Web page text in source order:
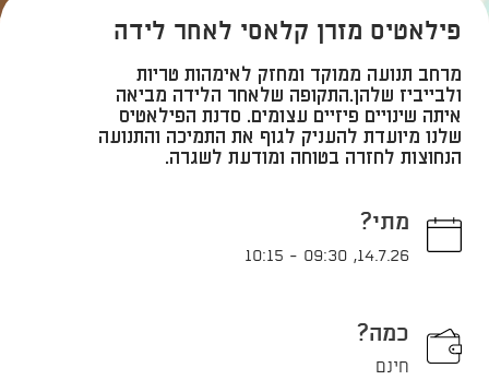
פילאטיס מזרן קלאסי לאחר לידה
​מרחב תנועה ממוקד ומחזק לאימהות טריות
ולבייביז שלהן. ​התקופה שלאחר הלידה מביאה
איתה שינויים פיזיים עצומים. סדנת הפילאטיס
שלנו מיועדת להעניק לגוף את התמיכה והתנועה
הנחוצות לחזרה בטוחה ומודעת לשגרה.
מתי?
14.7.26
,
09:30
-
10:15
כמה?
חינם